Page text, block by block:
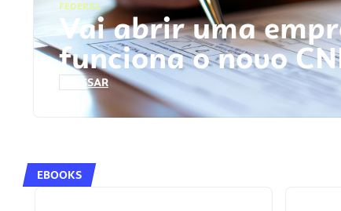
FEDERAL
Vai abrir uma
funciona o novo
ACESSAR
EBOOKS